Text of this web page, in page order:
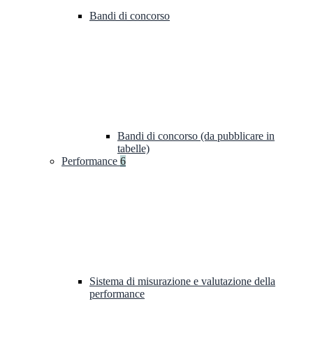
Bandi di concorso
Bandi di concorso (da pubblicare in
tabelle)
Performance 6
Sistema di misurazione e valutazione della
performance